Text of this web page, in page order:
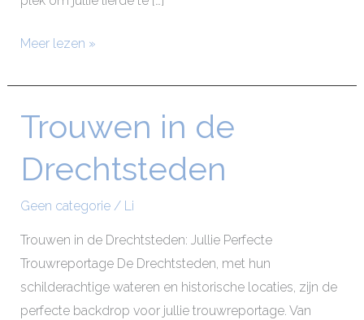
Meer lezen »
Trouwen in de
Drechtsteden
Geen categorie/ Li
Trouwen in de Drechtsteden: Jullie Perfecte
Trouwreportage De Drechtsteden, met hun
schilderachtige wateren en historische locaties, zijn de
perfecte backdrop voor jullie trouwreportage. Van
Trouwen
de